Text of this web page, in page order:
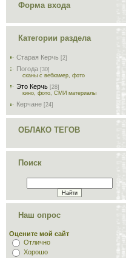
Форма входа
Категории раздела
Старая Керчь [2]
Погода [30]
сканы с вебкамер, фото
Это Керчь [28]
кино, фото, СМИ материалы
Керчане [24]
ОБЛАКО ТЕГОВ
Поиск
Наш опрос
Оцените мой сайт
Отлично
Хорошо